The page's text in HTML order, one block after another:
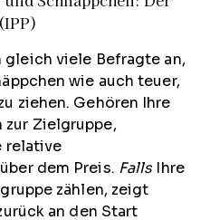
gleich viele Befragte an,
wie auch teuer,
ziehen. Gehören Ihre
Zielgruppe,
relative
dem Preis. FallsIhre
zählen, zeigt
an den Start